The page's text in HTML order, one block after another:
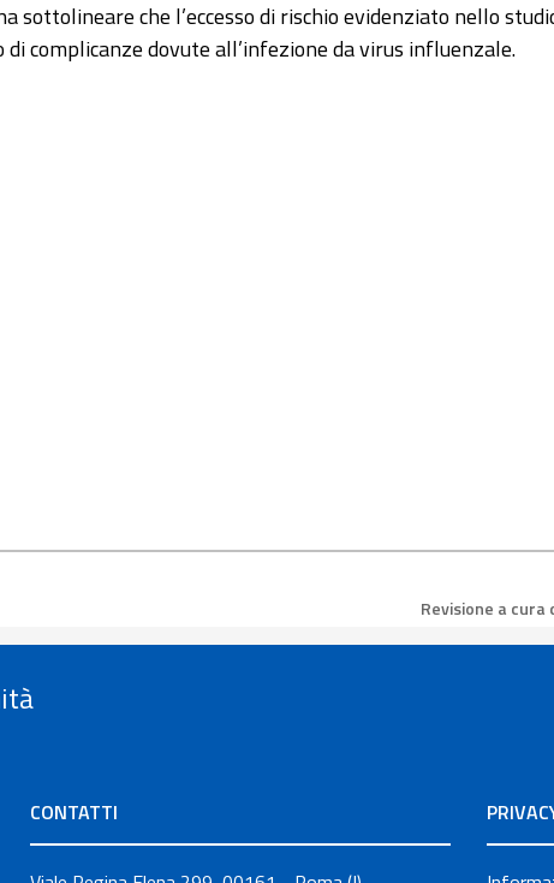
sottolineare che l’eccesso di rischio evidenziato nello
di complicanze dovute all’infezione da virus influenzale.
Revisione a cura
CONTATTI